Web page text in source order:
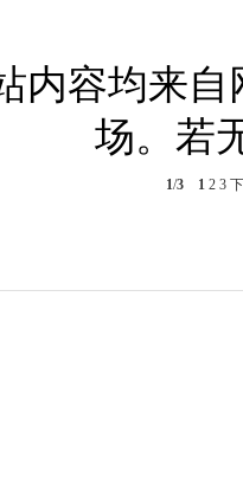
内容均来
场。若
1/3 1 2 3